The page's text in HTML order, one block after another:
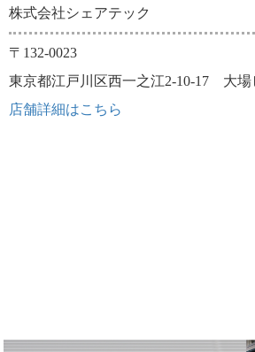
株式会社シェアテック
〒132-0023
東京都江戸川区西一之江2-10-17 大場
店舗詳細はこちら